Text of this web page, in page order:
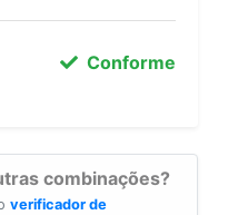
Conforme
combinações?
verificador de